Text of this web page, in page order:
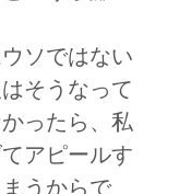
ソではない
そうなって
ったら、私
アピールす
うからで